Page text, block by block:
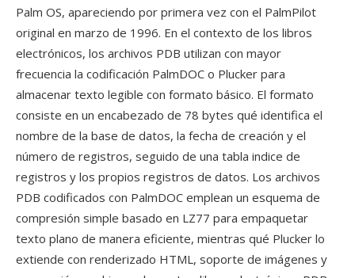
Palm OS, apareciendo por primera vez con el PalmPilot
original en marzo de 1996. En el contexto de los libros
electrónicos, los archivos PDB utilizan con mayor
frecuencia la codificación PalmDOC o Plucker para
almacenar texto legible con formato básico. El formato
consiste en un encabezado de 78 bytes qué identifica el
nombre de la base de datos, la fecha de creación y el
número de registros, seguido de una tabla indice de
registros y los propios registros de datos. Los archivos
PDB codificados con PalmDOC emplean un esquema de
compresión simple basado en LZ77 para empaquetar
texto plano de manera eficiente, mientras qué Plucker lo
extiende con renderizado HTML, soporte de imágenes y